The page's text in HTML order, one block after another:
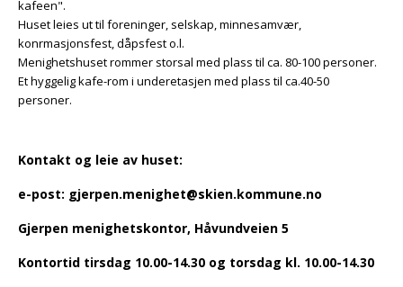
kafeen".
Huset leies ut til foreninger, selskap, minnesamvær,
konfirmasjonsfest, dåpsfest o.l.
Menighetshuset rommer storsal med plass til ca. 80-100 personer.
Et hyggelig kafe-rom i underetasjen med plass til ca.40-50
personer.
Kontakt og leie av huset:
e-post: gjerpen.menighet@skien.kommune.no
Gjerpen menighetskontor, Håvundveien 5
Kontortid tirsdag 10.00-14.30 og torsdag kl. 10.00-14.30